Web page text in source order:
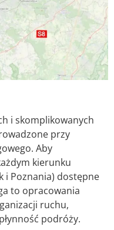
i skomplikowanych
przy
Aby
kierunku
i Poznania) dostępne
to opracowania
ruchu,
podróży.